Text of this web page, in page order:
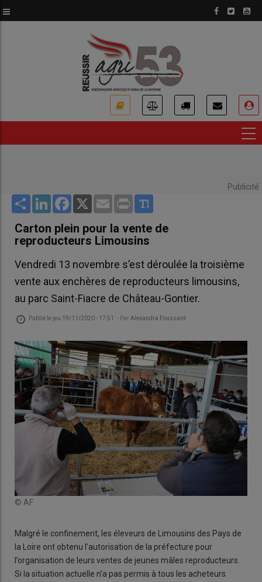
au
Publicité
Share LinkedInFacebook
X Email Print
Carton plein pour la vente de
reproducteurs Limousins
Vendredi 13 novembre s’est déroulée la troisième
vente aux enchères de reproducteurs limousins,
au parc Saint-Fiacre de Château-Gontier.
Publié le jeu 19/11/2020 - 17:51 - Par Alexandra Foussard
© AF
Malgré le confinement, les éleveurs de Limousins des Pays de
la Loire ont obtenu l’autorisation de la préfecture pour
l’organisation de leurs ventes de jeunes mâles reproducteurs.
Si la situation actuelle n’a pas permis à tous les acheteurs